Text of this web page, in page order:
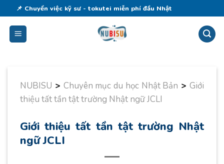
to
content
📌 Chuyển việc kỹ sư - tokutei miễn phí đầu Nhật
NUBISU > Chuyên mục du học Nhật Bản > Giới
thiệu tất tần tật trường Nhật ngữ JCLI
Giới thiệu tất tần tật trường Nhật
ngữ JCLI